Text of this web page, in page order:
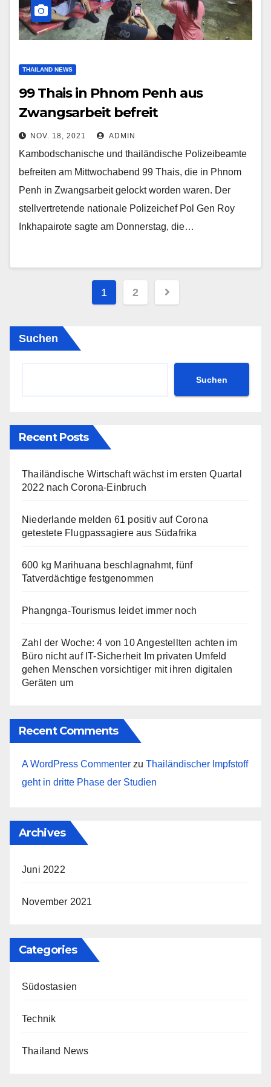
THAILAND NEWS
99 Thais in Phnom Penh aus
Zwangsarbeit befreit
NOV. 18, 2021 ADMIN
Kambodschanische und thailändische Polizeibeamte
befreiten am Mittwochabend 99 Thais, die in Phnom
Penh in Zwangsarbeit gelockt worden waren. Der
stellvertretende nationale Polizeichef Pol Gen Roy
Inkhapairote sagte am Donnerstag, die…
1 2
Suchen
Suchen
Recent Posts
Thailändische Wirtschaft wächst im ersten Quartal
2022 nach Corona-Einbruch
Niederlande melden 61 positiv auf Corona
getestete Flugpassagiere aus Südafrika
600 kg Marihuana beschlagnahmt, fünf
Tatverdächtige festgenommen
Phangnga-Tourismus leidet immer noch
Zahl der Woche: 4 von 10 Angestellten achten im
Büro nicht auf IT-Sicherheit Im privaten Umfeld
gehen Menschen vorsichtiger mit ihren digitalen
Geräten um
Recent Comments
A WordPress Commenter zu Thailändischer Impfstoff
geht in dritte Phase der Studien
Archives
Juni 2022
November 2021
Categories
Südostasien
Technik
Thailand News